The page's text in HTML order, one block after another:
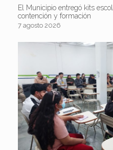
El Municipio entregó kits
contención y formación
7 agosto 2026